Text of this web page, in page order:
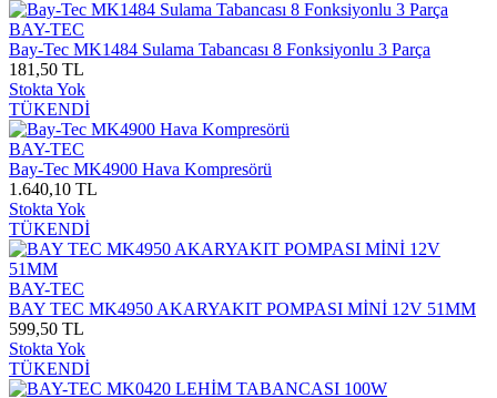
BAY-TEC
Bay-Tec MK1484 Sulama Tabancası 8 Fonksiyonlu 3 Parça
181,50 TL
Stokta Yok
TÜKENDİ
BAY-TEC
Bay-Tec MK4900 Hava Kompresörü
1.640,10 TL
Stokta Yok
TÜKENDİ
BAY-TEC
BAY TEC MK4950 AKARYAKIT POMPASI MİNİ 12V 51MM
599,50 TL
Stokta Yok
TÜKENDİ